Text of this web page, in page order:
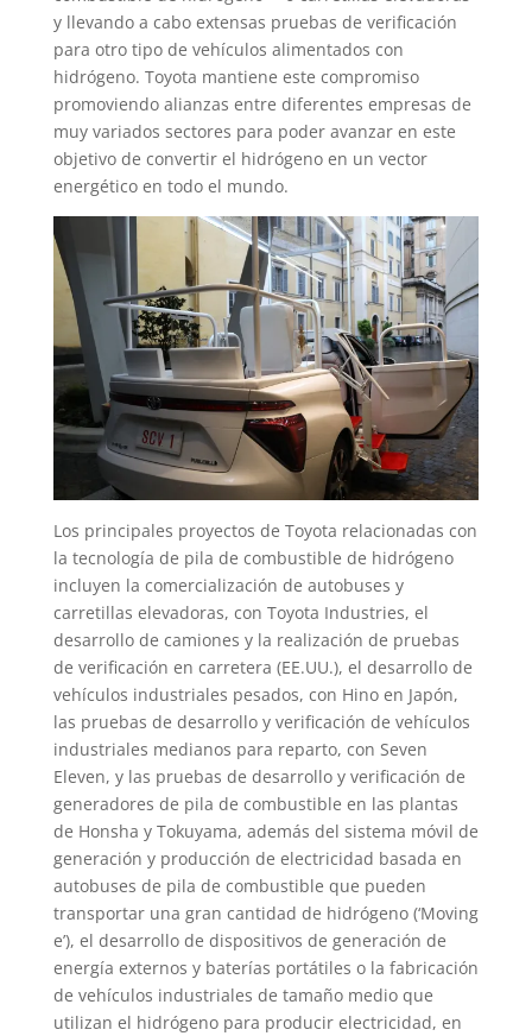
y llevando a cabo extensas pruebas de verificación
para otro tipo de vehículos alimentados con
hidrógeno. Toyota mantiene este compromiso
promoviendo alianzas entre diferentes empresas de
muy variados sectores para poder avanzar en este
objetivo de convertir el hidrógeno en un vector
energético en todo el mundo.
Los principales proyectos de Toyota relacionadas con
la tecnología de pila de combustible de hidrógeno
incluyen la comercialización de autobuses y
carretillas elevadoras, con Toyota Industries, el
desarrollo de camiones y la realización de pruebas
de verificación en carretera (EE.UU.), el desarrollo de
vehículos industriales pesados, con Hino en Japón,
las pruebas de desarrollo y verificación de vehículos
industriales medianos para reparto, con Seven
Eleven, y las pruebas de desarrollo y verificación de
generadores de pila de combustible en las plantas
de Honsha y Tokuyama, además del sistema móvil de
generación y producción de electricidad basada en
autobuses de pila de combustible que pueden
transportar una gran cantidad de hidrógeno (‘Moving
e’), el desarrollo de dispositivos de generación de
energía externos y baterías portátiles o la fabricación
de vehículos industriales de tamaño medio que
utilizan el hidrógeno para producir electricidad, en